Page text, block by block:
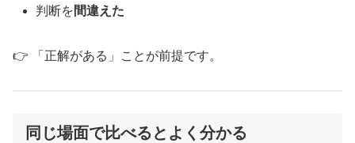
判断を間違えた
👉 「正解がある」ことが前提です。
同じ場面で比べるとよく分かる